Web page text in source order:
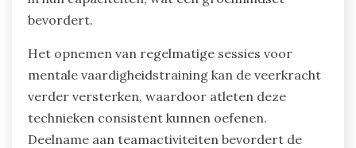
bevordert.
Het opnemen van regelmatige sessies voor
mentale vaardigheidstraining kan de veerkracht
verder versterken, waardoor atleten deze
technieken consistent kunnen oefenen.
Deelname aan teamactiviteiten bevordert de